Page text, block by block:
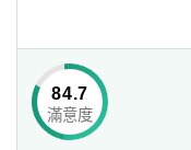
網
為滿足全方位的客戶
飯店大廳提供24小時
並配上高速光纖上網
84.7
滿意度